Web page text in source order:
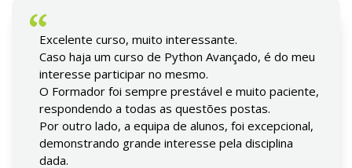
Excelente curso, muito interessante.
Caso haja um curso de Python Avançado, é do meu
interesse participar no mesmo.
O Formador foi sempre prestável e muito paciente,
respondendo a todas as questões postas.
Por outro lado, a equipa de alunos, foi excepcional,
demonstrando grande interesse pela disciplina
dada.